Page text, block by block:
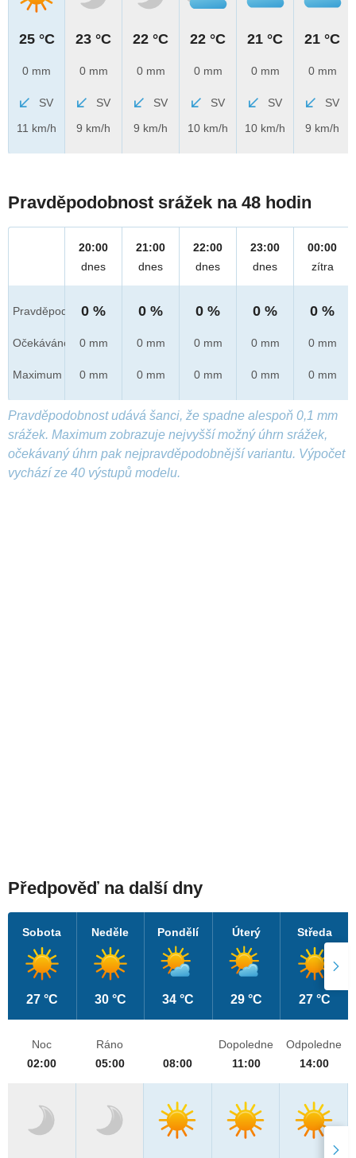
25 °C
0 mm
SV
11 km/h
23 °C
0 mm
SV
9 km/h
22 °C
0 mm
SV
9 km/h
22 °C
0 mm
SV
10 km/h
21 °C
0 mm
SV
10 km/h
21 °C
0 mm
SV
9 km/h
Pravděpodobnost srážek na 48 hodin
Pravděpod.
Očekáváno
Maximum
20:00
dnes
0 %
0 mm
0 mm
21:00
dnes
0 %
0 mm
0 mm
22:00
dnes
0 %
0 mm
0 mm
23:00
dnes
0 %
0 mm
0 mm
00:00
zítra
0 %
0 mm
0 mm
Pravděpodobnost udává šanci, že spadne alespoň 0,1 mm
srážek. Maximum zobrazuje nejvyšší možný úhrn srážek,
očekávaný úhrn pak nejpravděpodobnější variantu. Výpočet
vychází ze 40 výstupů modelu.
Předpověď na další dny
Sobota
27 °C
Neděle
30 °C
Pondělí
34 °C
Úterý
29 °C
Středa
27 °C
Noc
02:00
Ráno
05:00
08:00
Dopoledne
11:00
Odpoledne
14:00